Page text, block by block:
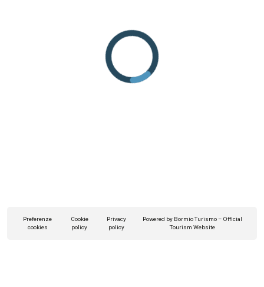
Preferenze
cookies
Cookie
policy
Privacy
policy
Powered by Bormio Turismo – Official
Tourism Website